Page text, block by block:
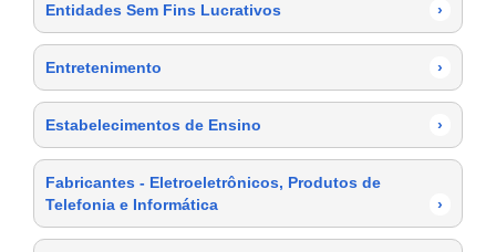
Entidades Sem Fins Lucrativos ›
Entretenimento ›
Estabelecimentos de Ensino ›
Fabricantes - Eletroeletrônicos, Produtos de
Telefonia e Informática
›